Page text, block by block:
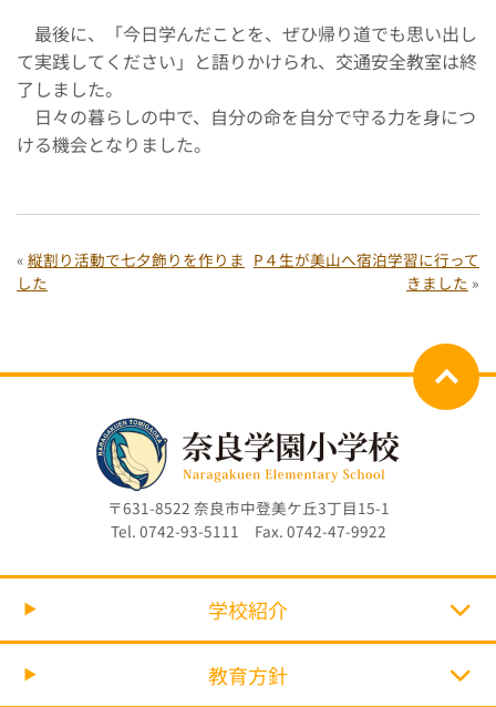
最後に、「今日学んだことを、ぜひ帰り道でも思い出し
て実践してください」と語りかけられ、交通安全教室は終
了しました。
日々の暮らしの中で、自分の命を自分で守る力を身につ
ける機会となりました。
« 縦割り活動で七夕飾りを作りま
した
P４生が美山へ宿泊学習に行って
きました »
〒631-8522 奈良市中登美ケ丘3丁目15-1
Tel. 0742-93-5111 Fax. 0742-47-9922
学校紹介
教育方針